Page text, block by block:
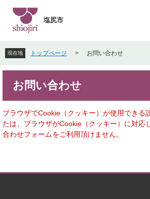
先
頭
で
を
飛
ば
本
文
へ
塩尻市
現在地 トップページ > お問い合わせ
お問い合わせ
ブラウザでCookie（クッキー）が使用できる
たは、ブラウザがCookie（クッキー）に対応
合わせフォームをご利用頂けません。